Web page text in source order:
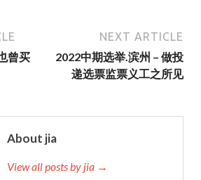
曾买
NEXT ARTICLE
2022中期选举.滨州 – 做投
递选票监票义工之所见
About jia
View all posts by jia →